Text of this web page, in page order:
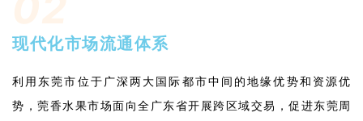
现代化市场流通体系
利用东莞市位于广深两大国际都市中间的地缘优势和资源优
势，莞香水果市场面向全广东省开展跨区域交易，促进东莞周